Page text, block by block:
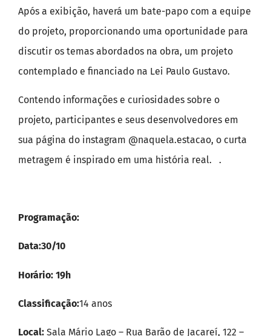
Após a exibição, haverá um bate-papo com a equipe
do projeto, proporcionando uma oportunidade para
discutir os temas abordados na obra, um projeto
contemplado e financiado na Lei Paulo Gustavo.
Contendo informações e curiosidades sobre o
projeto, participantes e seus desenvolvedores em
sua página do instagram @naquela.estacao, o curta
metragem é inspirado em uma história real. .
Programação:
Data:30/10
Horário: 19h
Classificação:14 anos
Local: Sala Mário Lago – Rua Barão de Jacareí, 122 –